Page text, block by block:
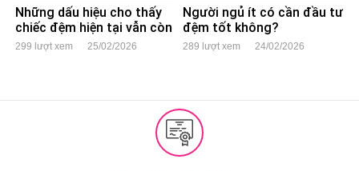
Những dấu hiệu cho thấy
chiếc đệm hiện tại vẫn còn
dùng tốt
299 lượt xem 25/02/2026
Người ngủ ít có cần đầu tư
đệm tốt không?
289 lượt xem 24/02/2026